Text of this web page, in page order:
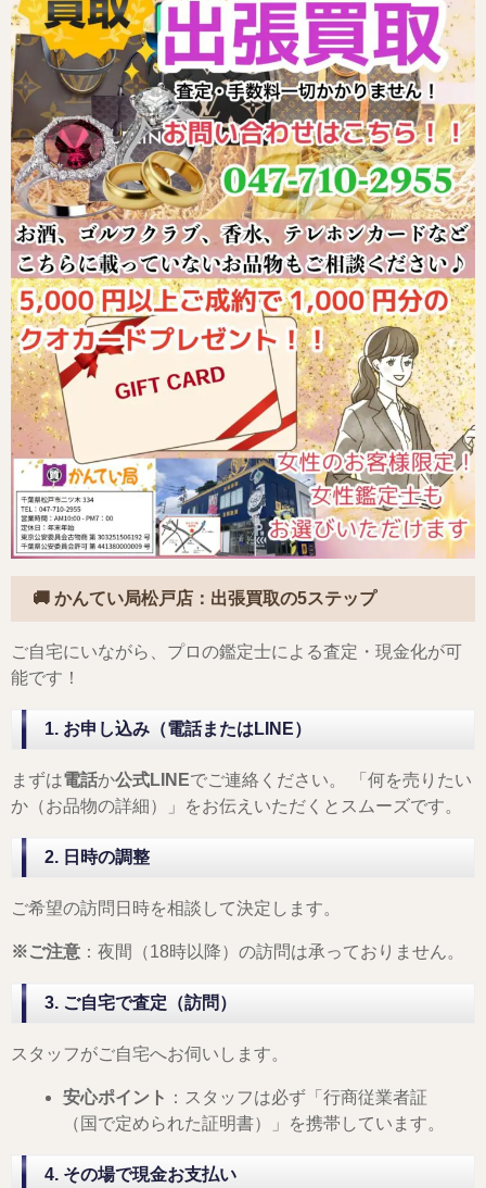
🚚 かんてい局松戸店：出張買取の5ステップ
ご自宅にいながら、プロの鑑定士による査定・現金化が可
能です！
1. お申し込み（電話またはLINE）
まずは電話か公式LINEでご連絡ください。 「何を売りたい
か（お品物の詳細）」をお伝えいただくとスムーズです。
2. 日時の調整
ご希望の訪問日時を相談して決定します。
※ご注意 ：夜間（18時以降）の訪問は承っておりません。
3. ご自宅で査定（訪問）
スタッフがご自宅へお伺いします。
安心ポイント ：スタッフは必ず「行商従業者証
（国で定められた証明書）」を携帯しています。
4. その場で現金お支払い